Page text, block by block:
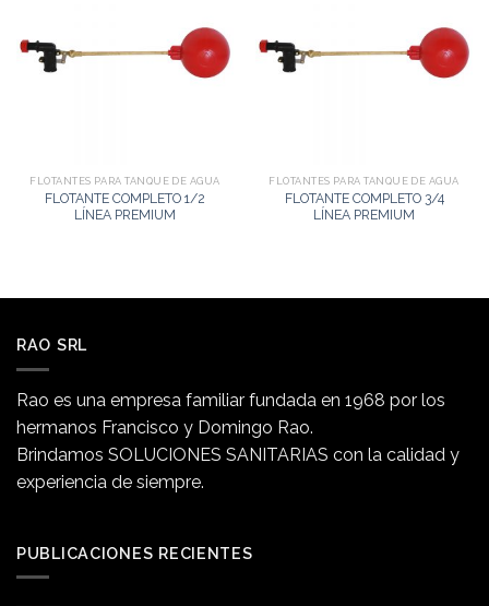
FLOTANTES PARA TANQUE DE AGUA
FLOTANTE COMPLETO 1/2
LÍNEA PREMIUM
FLOTANTES PARA TANQUE DE AGUA
FLOTANTE COMPLETO 3/4
LÍNEA PREMIUM
RAO SRL
Rao es una empresa familiar fundada en 1968 por los
hermanos Francisco y Domingo Rao.
Brindamos SOLUCIONES SANITARIAS con la calidad y
experiencia de siempre.
PUBLICACIONES RECIENTES